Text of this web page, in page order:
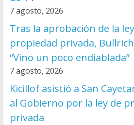
7 agosto, 2026
Tras la aprobación de la
propiedad privada,
“Vino un poco endiablada”
7 agosto, 2026
Kicillof asistió a San
al Gobierno por la ley de
privada